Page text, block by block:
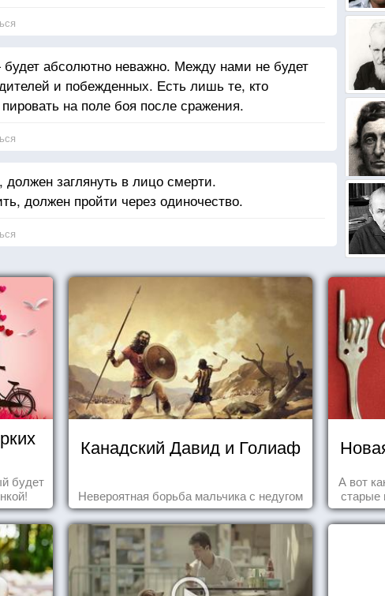
абсолютно неважно. Между нами не будет
и побежденных. Есть лишь те, кто
на поле боя после сражения.
должен заглянуть в лицо смерти.
должен пройти через одиночество.
будет
Канадский Давид и Голиаф
Невероятная борьба мальчика с недугом
А вот
старые